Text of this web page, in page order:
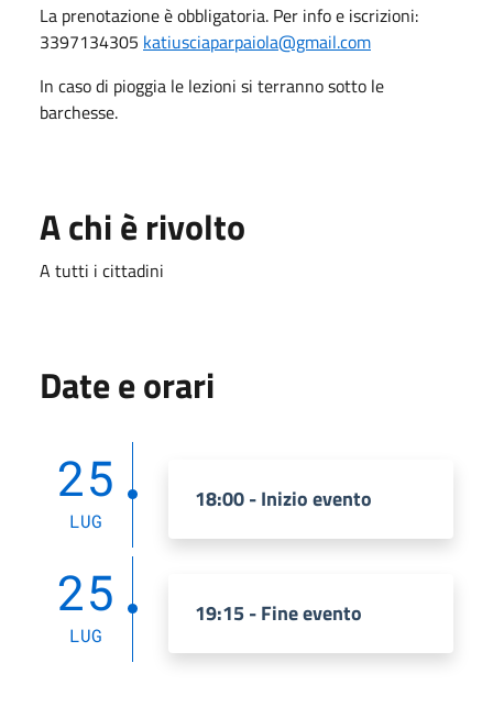
La prenotazione è obbligatoria. Per info e iscrizioni:
3397134305 katiusciaparpaiola@gmail.com
In caso di pioggia le lezioni si terranno sotto le
barchesse.
A chi è rivolto
A tutti i cittadini
Date e orari
25
LUG
18:00 - Inizio evento
25
LUG
19:15 - Fine evento